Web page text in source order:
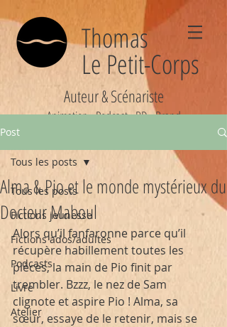
Thomas
Le Petit-Corps
Auteur & Scénariste
Animation - Podcast - BD - Brand
Post
Tous les posts
Fictions jeunesse
Fictions ados/adultes
Podcasts
Livre
Atelier
Tous les posts
Alma & Pio et le monde mystérieux du
Docteur Maboul
Alors qu’il fanfaronne parce qu’il
récupère habillement toutes les
pièces, la main de Pio finit par
trembler. Bzzz, le nez de Sam
clignote et aspire Pio ! Alma, sa
sœur, essaye de le retenir, mais se